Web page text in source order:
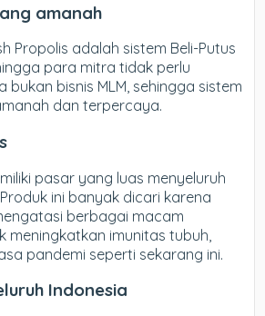
amanah
Propolis adalah sistem Beli-Putus
para mitra tidak perlu
bukan bisnis MLM, sehingga sistem
dan terpercaya.
pasar yang luas menyeluruh
ini banyak dicari karena
berbagai macam
meningkatkan imunitas tubuh,
pandemi seperti sekarang ini.
Indonesia